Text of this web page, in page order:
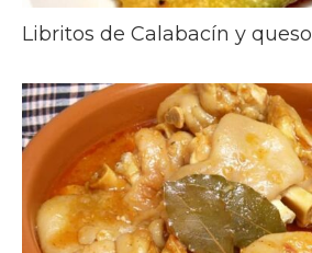
Libritos de Calabacín y queso